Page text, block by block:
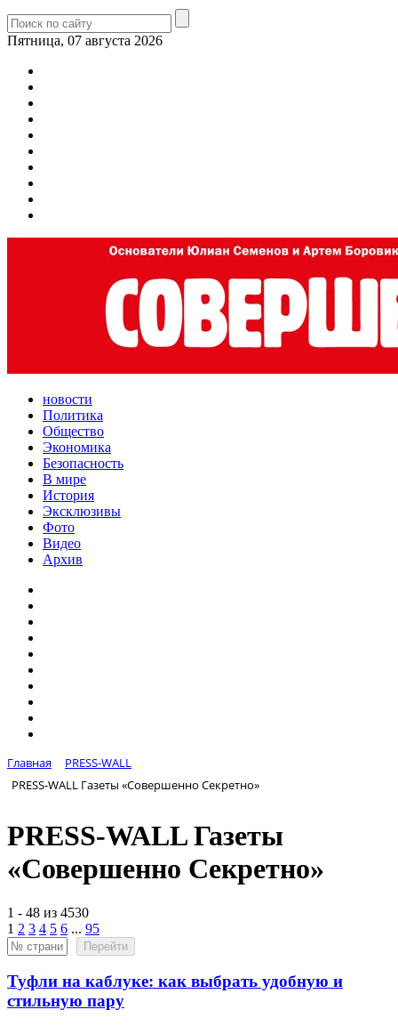
Пятница, 07 августа 2026
новости
Политика
Общество
Экономика
Безопасность
В мире
История
Эксклюзивы
Фото
Видео
Архив
Главная
PRESS-WALL
PRESS-WALL Газеты «Совершенно Секретно»
PRESS-WALL Газеты
«Совершенно Секретно»
1 - 48 из 4530
1 2 3 4 5 6 ... 95
Перейти
Туфли на каблуке: как выбрать удобную и
стильную пару